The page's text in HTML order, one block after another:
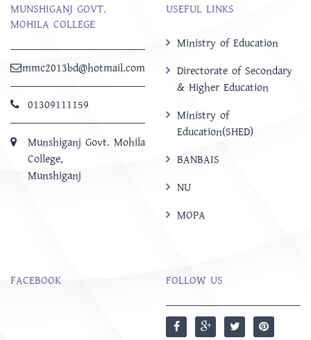
MUNSHIGANJ GOVT.
MOHILA COLLEGE
mmc2013bd@hotmail.com
01309111159
Munshiganj Govt. Mohila
College,
Munshiganj
USEFUL LINKS
Ministry of Education
Directorate of Secondary
& Higher Education
Ministry of
Education(SHED)
BANBAIS
NU
MOPA
FACEBOOK FOLLOW US